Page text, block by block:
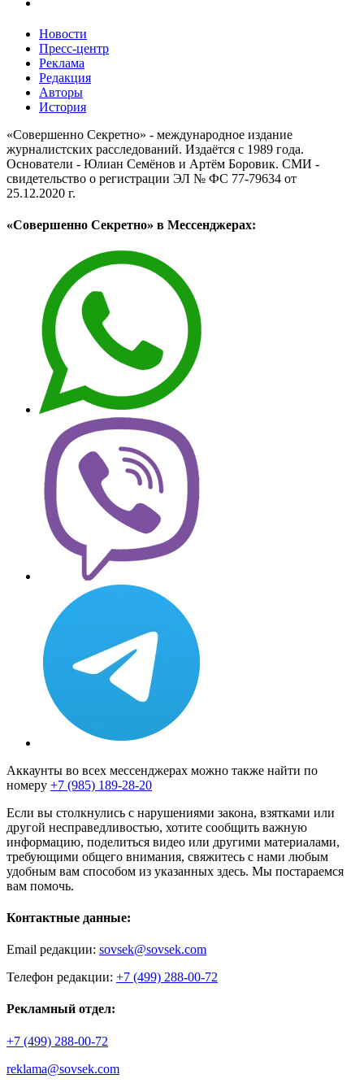
Новости
Пресс-центр
Реклама
Редакция
Авторы
История
«Совершенно Секретно» - международное издание
журналистских расследований. Издаётся с 1989 года.
Основатели - Юлиан Семёнов и Артём Боровик. CМИ -
свидетельство о регистрации ЭЛ № ФС 77-79634 от
25.12.2020 г.
«Совершенно Секретно» в Мессенджерах:
Аккаунты во всех мессенджерах можно также найти по
номеру +7 (985) 189-28-20
Если вы столкнулись с нарушениями закона, взятками или
другой несправедливостью, хотите сообщить важную
информацию, поделиться видео или другими материалами,
требующими общего внимания, свяжитесь с нами любым
удобным вам способом из указанных здесь. Мы постараемся
вам помочь.
Контактные данные:
Email редакции: sovsek@sovsek.com
Телефон редакции: +7 (499) 288-00-72
Рекламный отдел:
+7 (499) 288-00-72
reklama@sovsek.com